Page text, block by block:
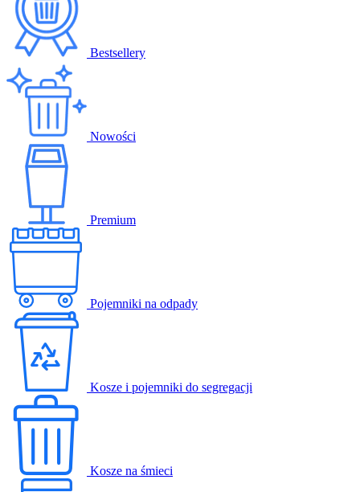
Bestsellery
Nowości
Premium
Pojemniki na odpady
Kosze i pojemniki do segregacji
Kosze na śmieci